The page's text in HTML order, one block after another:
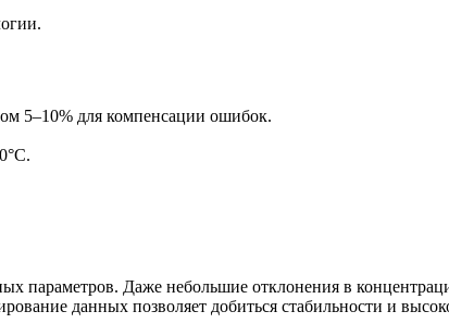
5–10% для компенсации ошибок.
параметров. Даже небольшие отклонения в
данных позволяет добиться стабильности и